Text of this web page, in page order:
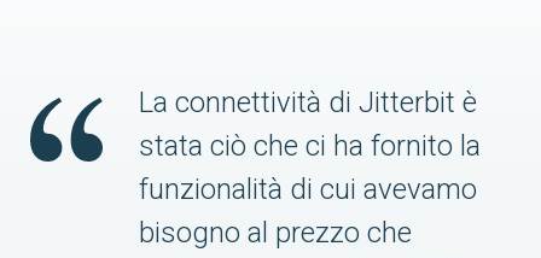
La connettività di Jitterbit è
stata ciò che ci ha fornito la
funzionalità di cui avevamo
bisogno al prezzo che